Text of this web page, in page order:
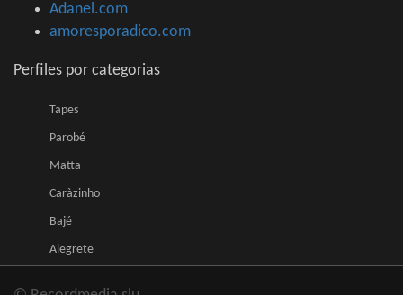
Adanel.com
amoresporadico.com
Perfiles por categorias
Tapes
Parobé
Matta
Caràzinho
Bajé
Alegrete